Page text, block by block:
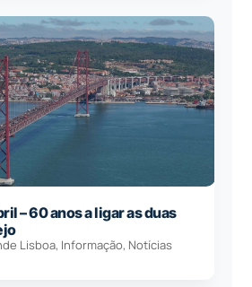
– 60 anos a ligar as duas
Lisboa, Informação, Notícias